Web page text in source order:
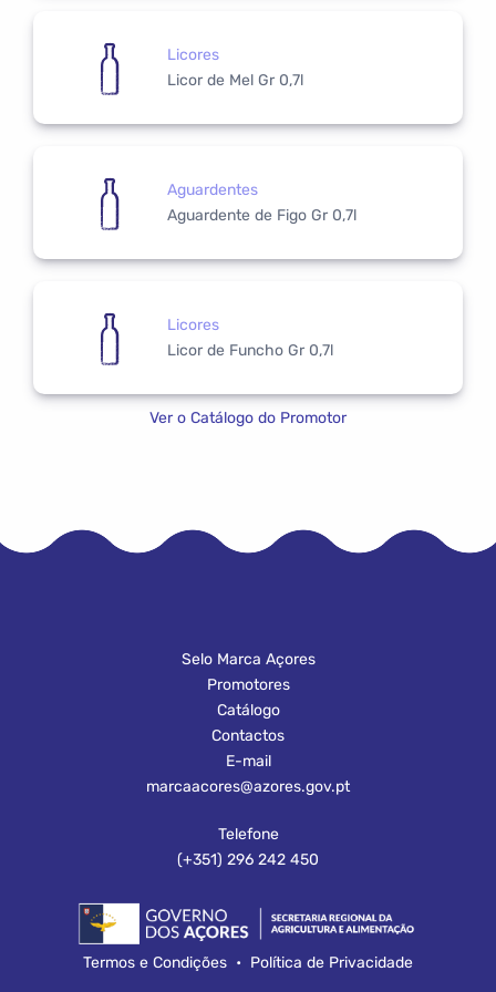
Licores
Licor de Mel Gr 0,7l
Aguardentes
Aguardente de Figo Gr 0,7l
Licores
Licor de Funcho Gr 0,7l
Ver o Catálogo do Promotor
Selo Marca Açores
Promotores
Catálogo
Contactos
E-mail
marcaacores@azores.gov.pt
Telefone
(+351) 296 242 450
Termos e Condições • Política de Privacidade